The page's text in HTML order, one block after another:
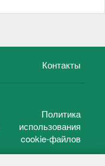
Контакты
Политика
использования
cookie-файлов